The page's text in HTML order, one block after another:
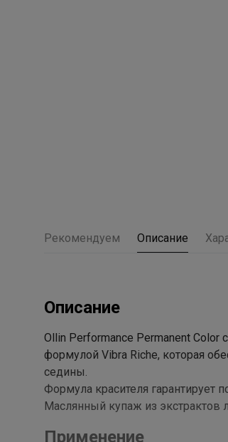
Рекомендуем Описание
Описание
Ollin Performance Permanent
формулой Vibra Riche, которая
седины.
Формула красителя гарантирует
Маслянный купаж из экстрактов
Применение